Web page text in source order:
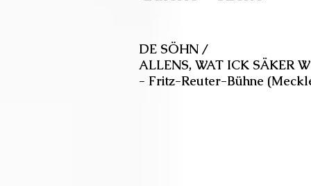
DE SÖHN /
ALLENS, WAT ICK SÄKER
- Fritz-Reuter-Bühne